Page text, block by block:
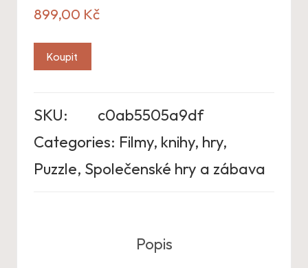
899,00 Kč
Koupit
SKU:
c0ab5505a9df
Categories: Filmy, knihy, hry,
Puzzle, Společenské hry a zábava
Popis